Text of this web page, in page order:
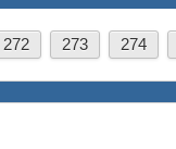
272 273 274